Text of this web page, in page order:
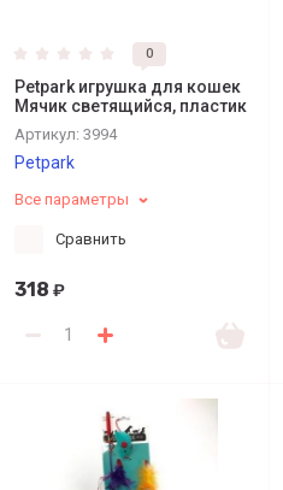
0
Petpark игрушка для кошек
Мячик светящийся, пластик
Артикул: 3994
Petpark
Все параметры
Сравнить
318 ₽